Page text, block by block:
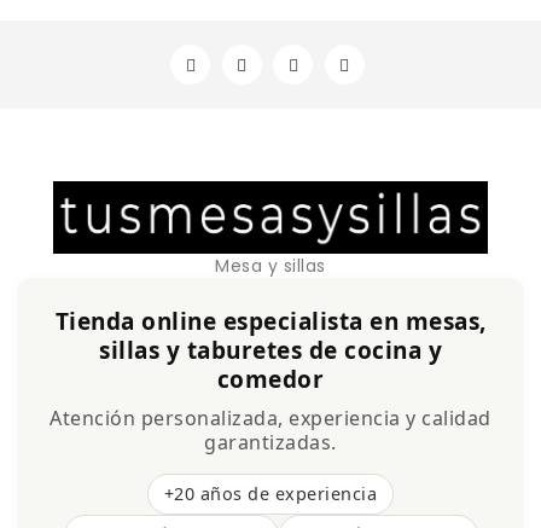
Mesa y sillas
Tienda online especialista en mesas,
sillas y taburetes de cocina y
comedor
Atención personalizada, experiencia y calidad
garantizadas.
+20 años de experiencia